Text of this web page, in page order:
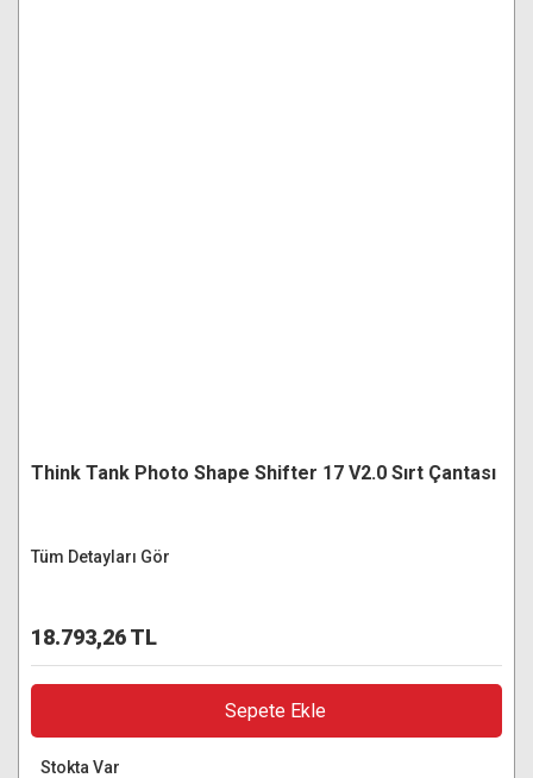
Think Tank Photo Shape Shifter 17 V2.0 Sırt Çantası
Tüm Detayları Gör
18.793,26 TL
Sepete Ekle
Stokta Var